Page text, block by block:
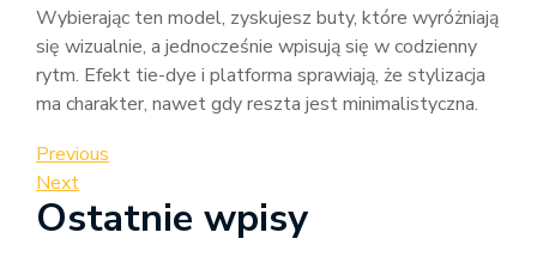
Wybierając ten model, zyskujesz buty, które wyróżniają
się wizualnie, a jednocześnie wpisują się w codzienny
rytm. Efekt tie-dye i platforma sprawiają, że stylizacja
ma charakter, nawet gdy reszta jest minimalistyczna.
Nawigacja
wpisu
Previous
Post
Previous
Next
Post
Next
Ostatnie wpisy